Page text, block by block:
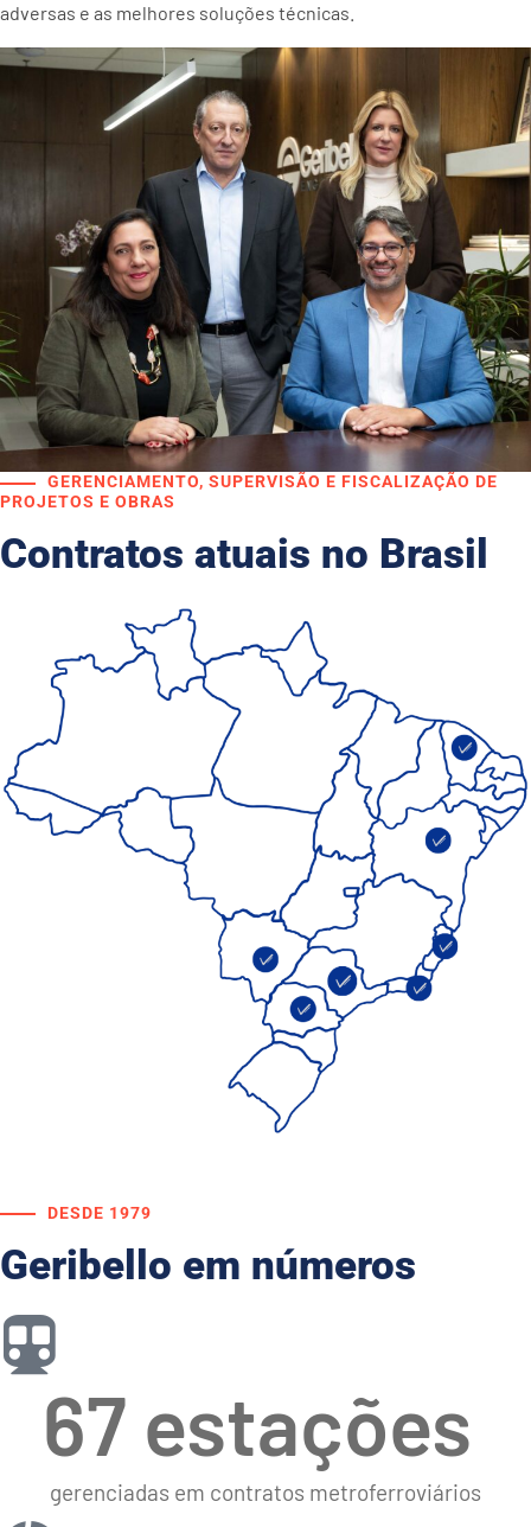
adversas e as melhores soluções técnicas.
GERENCIAMENTO, SUPERVISÃO E FISCALIZAÇÃO DE
PROJETOS E OBRAS
Contratos atuais no Brasil
DESDE 1979
Geribello em números
gerenciadas em contratos metroferroviários
67 estações